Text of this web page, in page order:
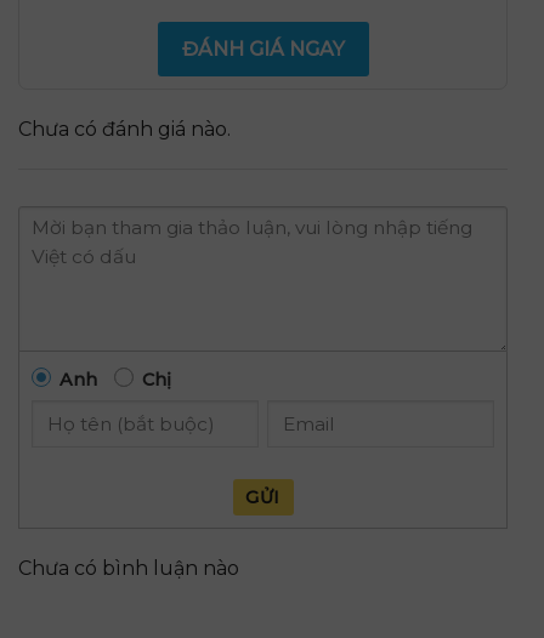
ĐÁNH GIÁ NGAY
Chưa có đánh giá nào.
Anh Chị
GỬI
Chưa có bình luận nào